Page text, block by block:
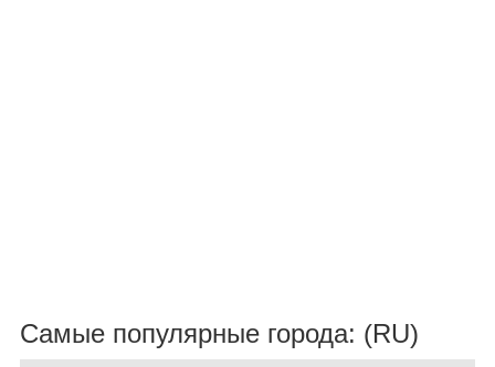
Самые популярные города: (RU)